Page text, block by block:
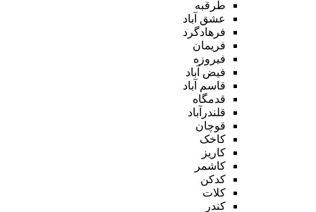
طرقبه
عشق آباد
فرهادگرد
فریمان
فیروزه
فیض آباد
قاسم آباد
قدمگاه
قلندرآباد
قوچان
کاخک
کاریز
کاشمر
کدکن
کلات
کندر